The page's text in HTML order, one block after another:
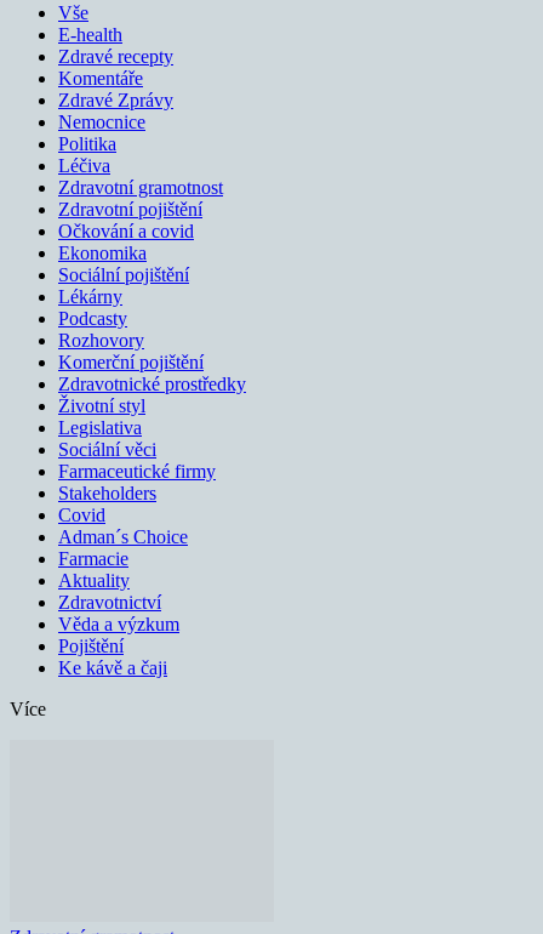
Vše
E-health
Zdravé recepty
Komentáře
Zdravé Zprávy
Nemocnice
Politika
Léčiva
Zdravotní gramotnost
Zdravotní pojištění
Očkování a covid
Ekonomika
Sociální pojištění
Lékárny
Podcasty
Rozhovory
Komerční pojištění
Zdravotnické prostředky
Životní styl
Legislativa
Sociální věci
Farmaceutické firmy
Stakeholders
Covid
Adman´s Choice
Farmacie
Aktuality
Zdravotnictví
Věda a výzkum
Pojištění
Ke kávě a čaji
Více